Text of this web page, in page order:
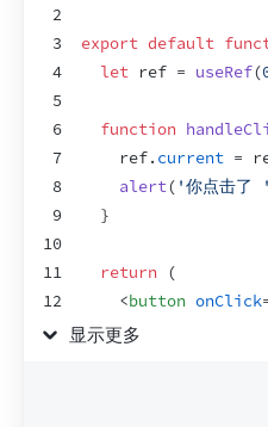
2
3
4
5
6
7
8
9
10
11
12
13
export default
let ref = useRef(
function
ref. current =
alert( '你点击了 '
}
return
(
<button onClick
      点我！
显示更多